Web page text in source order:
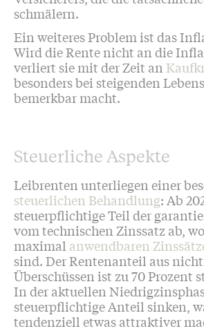
schmälern.
Ein weiteres Problem ist das
Wird die Rente nicht an die
verliert sie mit der Zeit an
besonders bei steigenden
bemerkbar macht.
Steuerliche Aspekte
Leibrenten unterliegen einer
steuerlichen Behandlung: Ab
steuerpflichtige Teil der
vom technischen Zinssatz ab,
maximal anwendbaren
sind. Der Rentenanteil aus
Überschüssen ist zu 70 Prozent
In der aktuellen
steuerpflichtige Anteil sinken,
tendenziell etwas attraktiver